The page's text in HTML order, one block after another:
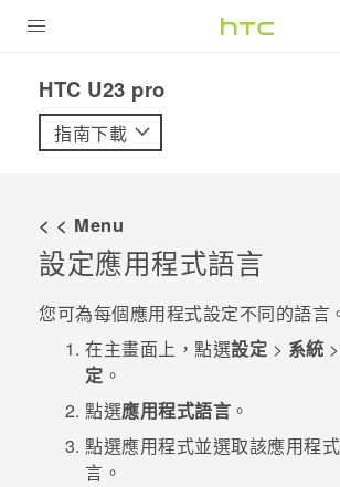
VIVE
配件
優惠專區
校園專案
企業採購
銷售通路
支援服務
HTC U23 pro‎
指南下載
< < Menu
設定應用程式語言
您可為每個應用程式設定不同的語言
在主畫面上，點選設定 > 系統 >
定 。
點選應用程式語言 。
點選應用程式並選取該應用程
言。